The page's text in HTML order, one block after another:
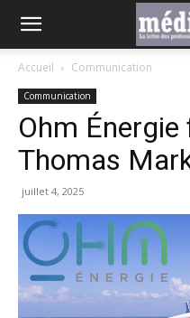
Accueil Communication
Communication
Ohm
Thomas
juillet 4, 2025